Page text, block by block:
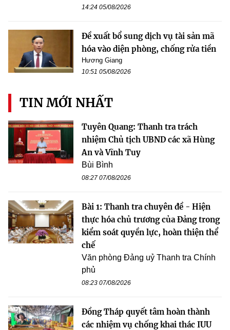
14:24 05/08/2026
Đề xuất bổ sung dịch vụ tài sản mã
hóa vào diện phòng, chống rửa tiền
Hương Giang
10:51 05/08/2026
TIN MỚI NHẤT
Tuyên Quang: Thanh tra trách
nhiệm Chủ tịch UBND các xã Hùng
An và Vĩnh Tuy
Bùi Bình
08:27 07/08/2026
Bài 1: Thanh tra chuyên đề - Hiện
thực hóa chủ trương của Đảng trong
kiểm soát quyền lực, hoàn thiện thể
chế
Văn phòng Đảng uỷ Thanh tra Chính
phủ
08:23 07/08/2026
Đồng Tháp quyết tâm hoàn thành
các nhiệm vụ chống khai thác IUU